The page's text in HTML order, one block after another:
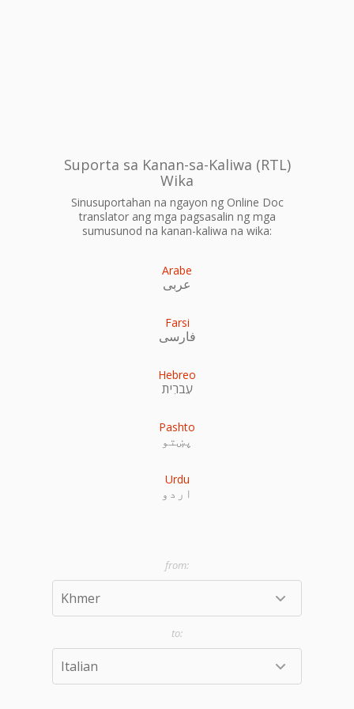
Suporta sa Kanan-sa-Kaliwa (RTL)
Wika
Sinusuportahan na ngayon ng Online Doc
translator ang mga pagsasalin ng mga
sumusunod na kanan-kaliwa na wika:
Arabe
عربى
Farsi
فارسی
Hebreo
עִברִית
Pashto
پښتو
Urdu
اردو